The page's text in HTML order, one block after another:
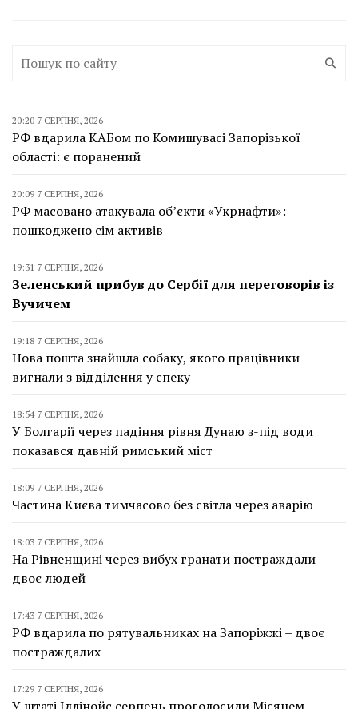
20:20 7 СЕРПНЯ, 2026
РФ вдарила КАБом по Комишувасі Запорізької
області: є поранений
20:09 7 СЕРПНЯ, 2026
РФ масовано атакувала об’єкти «Укрнафти»:
пошкоджено сім активів
19:31 7 СЕРПНЯ, 2026
Зеленський прибув до Сербії для переговорів із
Вучичем
19:18 7 СЕРПНЯ, 2026
Нова пошта знайшла собаку, якого працівники
вигнали з відділення у спеку
18:54 7 СЕРПНЯ, 2026
У Болгарії через падіння рівня Дунаю з-під води
показався давній римський міст
18:09 7 СЕРПНЯ, 2026
Частина Києва тимчасово без світла через аварію
18:03 7 СЕРПНЯ, 2026
На Рівненщині через вибух гранати постраждали
двоє людей
17:43 7 СЕРПНЯ, 2026
РФ вдарила по рятувальниках на Запоріжжі – двоє
постраждалих
17:29 7 СЕРПНЯ, 2026
У штаті Іллінойс серпень проголосили Місяцем